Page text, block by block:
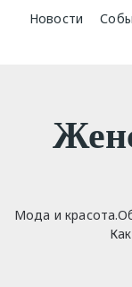
Новости
Мода и